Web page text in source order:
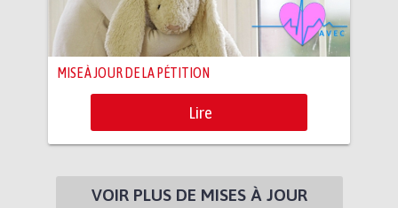
MISE À JOUR DE LA PÉTITION
Lire
VOIR PLUS DE MISES À JOUR